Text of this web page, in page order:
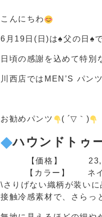
こんにちわ
6月19日(日)は♠️父の日 ♠️
日頃の感謝を込めて特別
川西店ではMEN’S パン
お勧めパンツ ( ´▽｀)
ハウンドトゥ
【価格】
【カラー】 ネイ
\さりげない織柄が装い
接触冷感素材で、さらっ